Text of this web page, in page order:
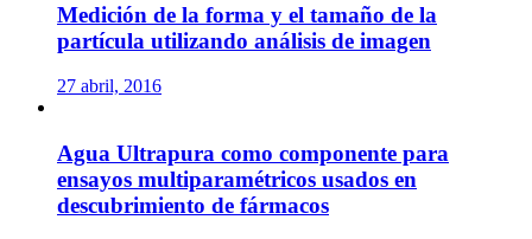
Medición de la forma y el tamaño de la
partícula utilizando análisis de imagen
27 abril, 2016
Agua Ultrapura como componente para
ensayos multiparamétricos usados en
descubrimiento de fármacos